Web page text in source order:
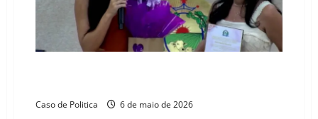
“maternidade
real”
no
Legislativo
de
Caso de Politica 6 de maio de 2026